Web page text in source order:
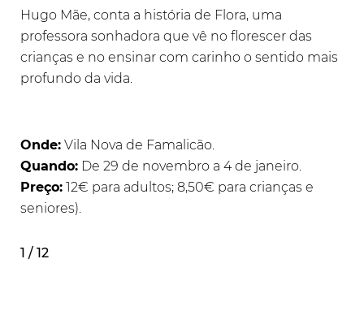
Hugo Mãe, conta a história de Flora, uma
professora sonhadora que vê no florescer das
crianças e no ensinar com carinho o sentido mais
profundo da vida.
Onde: Vila Nova de Famalicão.
Quando: De 29 de novembro a 4 de janeiro.
Preço: 12€ para adultos; 8,50€ para crianças e
seniores).
1 / 12